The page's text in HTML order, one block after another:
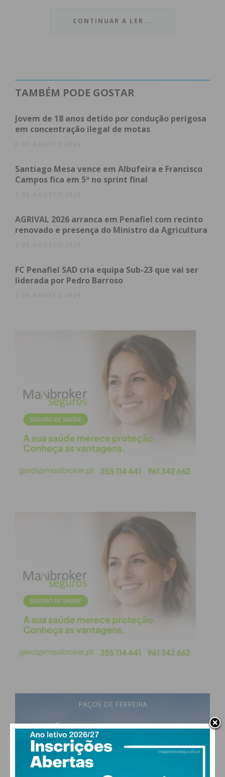
pessoas, diz muito sobre o que o FC Águias de
do que títulos”, afirmou à guardiã de 34 anos, que
liga placard futsal feminino, e tenciona realizar
mais uns poucos”.
Subscreva a newsletter do
Assine nossa newsletter por e-mail e
obtenha de forma regular a informação
CONTINUAR A LER...
TAMBÉM PODE GOSTAR
Jovem de 18 anos detido por condução perigosa
em concentração ilegal de motas
8 DE AGOSTO 2026
Santiago Mesa vence em Albufeira e Francisco
Campos fica em 5º no sprint final
7 DE AGOSTO 2026
AGRIVAL 2026 arranca em Penafiel com recinto
renovado e presença do Ministro da Agricultura
7 DE AGOSTO 2026
FC Penafiel SAD cria equipa Sub-23 que vai ser
liderada por Pedro Barroso
7 DE AGOSTO 2026
PAÇOS DE FERREIRA
27°
few clouds
vento: 2m/s OSO
MAX 27 • MIN 27